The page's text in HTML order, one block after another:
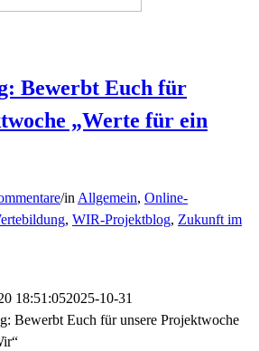
Bewerbt Euch für
„Werte für ein
/in Allgemein, Online-
, WIR-Projektblog, Zukunft im
18:51:052025-10-31
Bewerbt Euch für unsere Projektwoche